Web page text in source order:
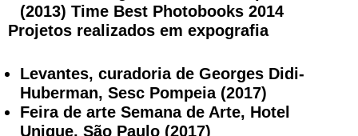
(2013) Time Best Photobooks 2014
Projetos realizados em expografia
Levantes, curadoria de Georges Didi-
Huberman, Sesc Pompeia (2017)
Feira de arte Semana de Arte, Hotel
Unique, São Paulo (2017)